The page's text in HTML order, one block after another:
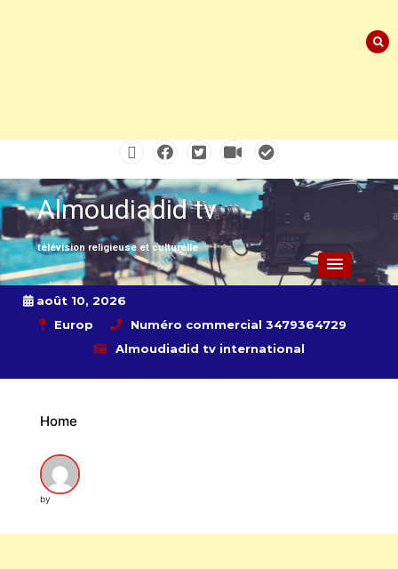
content
Almoudiadid tv
télévision religieuse et culturelle
août 10, 2026
Europ
Numéro commercial 3479364729
Almoudiadid tv international
Home
by